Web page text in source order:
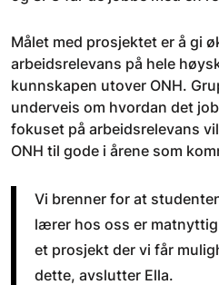
Målet med prosjektet er å gi
arbeidsrelevans på hele
kunnskapen utover ONH.
underveis om hvordan det
fokuset på arbeidsrelevans
ONH til gode i årene som
Vi brenner for at
lærer hos oss er
et prosjekt der vi får
dette, avslutter Ella.